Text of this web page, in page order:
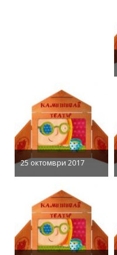
25 октомври 2017